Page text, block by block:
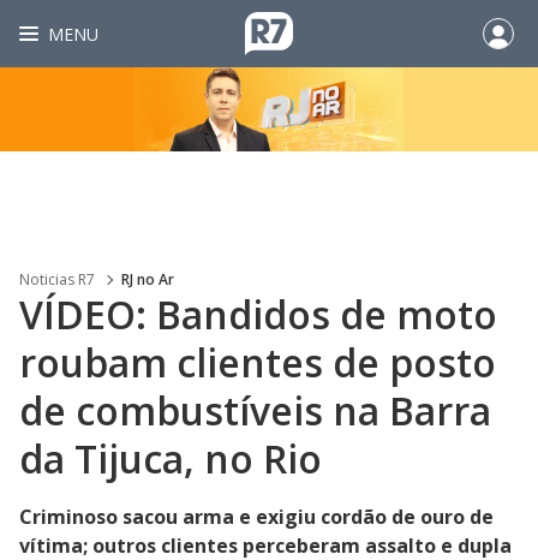
MENU
Noticias R7 RJ no Ar
VÍDEO: Bandidos de moto
roubam clientes de posto
de combustíveis na Barra
da Tijuca, no Rio
Criminoso sacou arma e exigiu cordão de ouro de
vítima; outros clientes perceberam assalto e dupla